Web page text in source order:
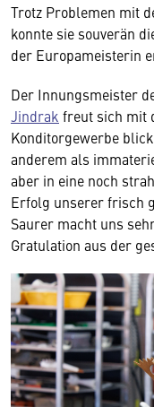
Trotz Problemen mit
konnte sie souverän
der Europameisterin
Der Innungsmeister
Jindrak freut sich mit
Konditorgewerbe
anderem als
aber in eine noch
Erfolg unserer frisch
Saurer macht uns
Gratulation aus der